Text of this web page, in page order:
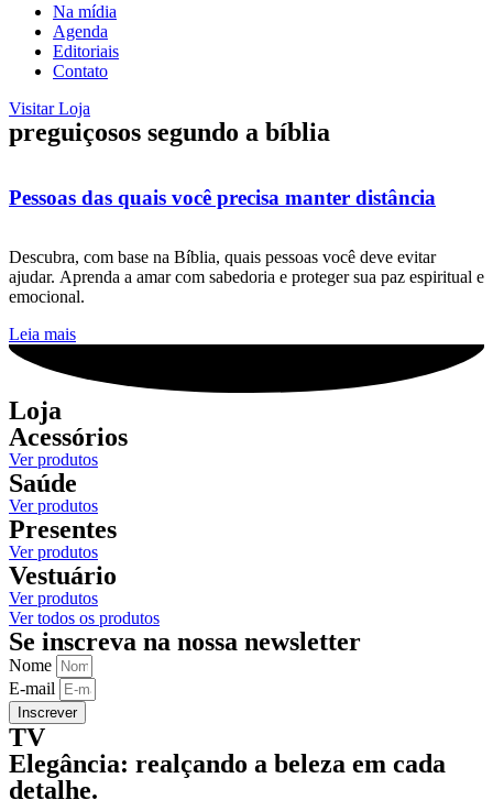
Na mídia
Agenda
Editoriais
Contato
Visitar Loja
preguiçosos segundo a bíblia
Pessoas das quais você precisa manter distância
Descubra, com base na Bíblia, quais pessoas você deve evitar
ajudar. Aprenda a amar com sabedoria e proteger sua paz espiritual e
emocional.
Leia mais
Loja
Acessórios
Ver produtos
Saúde
Ver produtos
Presentes
Ver produtos
Vestuário
Ver produtos
Ver todos os produtos
Se inscreva na nossa newsletter
Nome
E-mail
Inscrever
TV
Elegância: realçando a beleza em cada
detalhe.